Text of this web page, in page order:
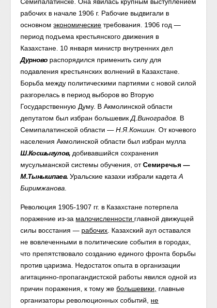
рабочих в начале 1906 г. Рабочие выдвигали в
основномэкономические требования. 1906 год —
период подъема крестьянского движения в
Казахстане. 10 января министр внутренних дел
Дурново распорядился применить силу для
подавления крестьянских волнений в Казахстане.
Борьба между политическими партиями с новой силой
разгорелась в период выборов во Вторую
Государственную Думу. В Акмолинской области
депутатом был избран большевикД.Виноградов. В
Семипалатинской области —Н.Я.Коншин.От кочевого
населения Акмолинской области был избран мулла
Ш.Косшыгулов, добивавшийся сохранения
мусульманской системы обучения, отСемиречья —
М.Тынышпаев. Уральские казахи избрали кадета А
Биримжанова.
Революция 1905-1907 гг. в Казахстане потерпела
поражение из-за малочисленности главной движущей
силы восстания — рабочих . Казахский аул оставался
не вовлеченными в политические события в городах,
что препятствовало созданию единого фронта борьбы
против царизма. Недостаток опыта в организации
агитацинно-пропагандистской работы явился одной из
причин поражения, к тому жебольшевики,
главные
организаторы революционных событий, не